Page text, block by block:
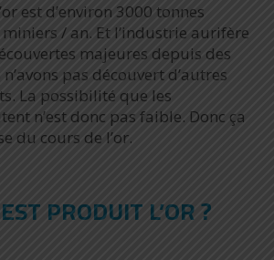
est d’environ 3000 tonnes
/ an. Et l’industrie aurifère
majeures depuis des
pas découvert d’autres
La possibilité que les
n’est donc pas faible. Donc ça
du cours de l’or.
PRODUIT L’OR ?